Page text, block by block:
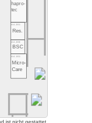
A4.101
Micro-
Care
A4.200
BSC
A4.201
Res.
hapro-
tec
ist nicht gestattet.